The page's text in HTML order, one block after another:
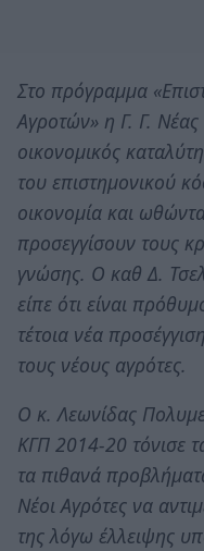
Στο πρόγραμμα
Αγροτών» η Γ. Γ. Νέας
οικονομικός
του επιστημονικού
οικονομία και
προσεγγίσουν τους
γνώσης. Ο καθ Δ.
είπε ότι είναι
τέτοια νέα
τους νέους αγρότες.
Ο κ. Λεωνίδας
ΚΓΠ 2014-20 τόνισε
τα πιθανά
Νέοι Αγρότες να
της λόγω έλλειψης